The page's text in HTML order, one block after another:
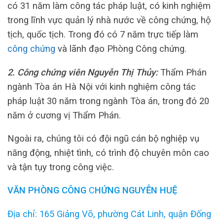
có 31 năm làm công tác pháp luật, có kinh nghiệm
trong lĩnh vực quản lý nhà nước về công chứng, hộ
tịch, quốc tịch. Trong đó có 7 năm trực tiếp làm
công chứng và lãnh đạo Phòng Công chứng.
2. Công chứng viên Nguyễn Thị Thủy:Thẩm Phán
ngành Tòa án Hà Nội với kinh nghiệm công tác
pháp luật 30 năm trong ngành Tòa án, trong đó 20
năm ở cương vị Thẩm Phán.
Ngoài ra, chúng tôi có đội ngũ cán bộ nghiệp vụ
năng động, nhiệt tình, có trình độ chuyên môn cao
và tận tụy trong công việc.
VĂN PHÒNG CÔNG CHỨNG NGUYỄN HUỆ
Địa chỉ: 165 Giảng Võ, phường Cát Linh, quận Đống